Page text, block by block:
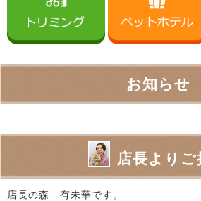
お知らせ
店長よりご
店長の森 有未華です。